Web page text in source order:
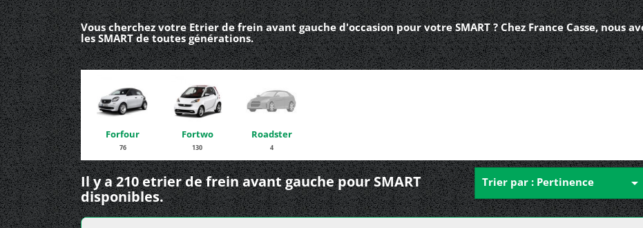
Vous cherchez votre Etrier de frein avant gauche d'occasion pour votre SMART ? Chez France Casse, nous
les SMART de toutes générations.
Forfour
76
Fortwo
130
Roadster
4
Il y a 210 etrier de frein avant gauche pour SMART
disponibles.
Trier par : Pertinence 